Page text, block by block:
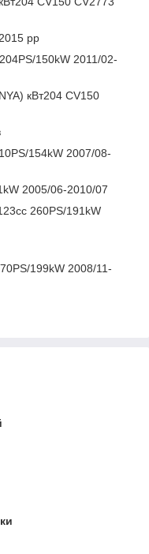
рр
150kW 2011/02-
кВт204 CV150
154kW 2007/08-
2005/06-2010/07
260PS/191kW
199kW 2008/11-